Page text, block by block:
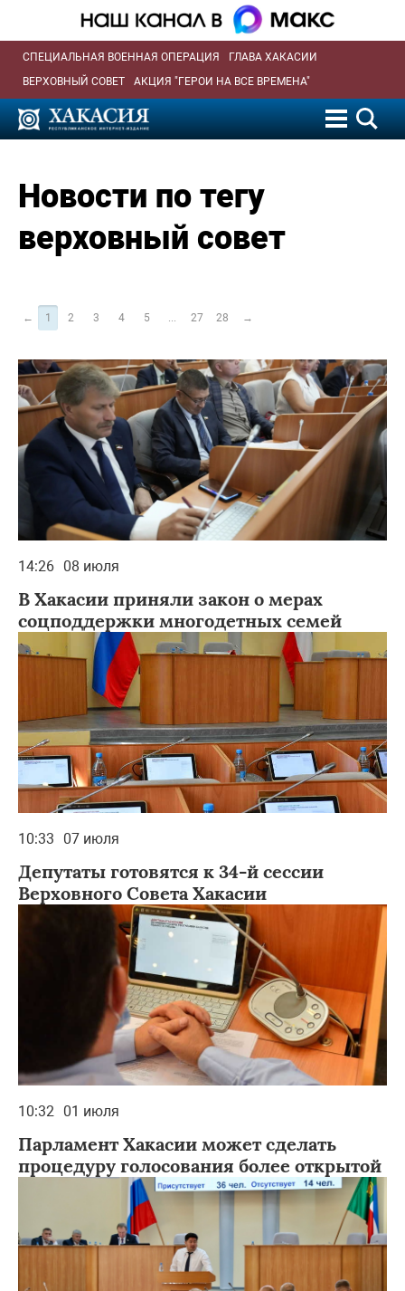
СПЕЦИАЛЬНАЯ ВОЕННАЯ ОПЕРАЦИЯ
ГЛАВА ХАКАСИИ
ВЕРХОВНЫЙ СОВЕТ
АКЦИЯ "ГЕРОИ НА ВСЕ ВРЕМЕНА"
Новости по тегу
верховный совет
← 1 2 3 4 5 27 28 →
14:26 08 июля
В Хакасии приняли закон о мерах
соцподдержки многодетных семей
10:33 07 июля
Депутаты готовятся к 34-й сессии
Верховного Совета Хакасии
10:32 01 июля
Парламент Хакасии может сделать
процедуру голосования более открытой